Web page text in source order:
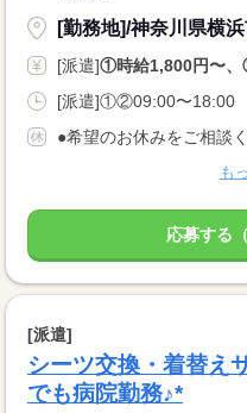
[勤務地]/神奈川県横
[派遣]①時給1,800円〜
[派遣]①②09:00〜18:00
も
応募する
[派遣]
シーツ交換・着替え
でも病院勤務♪*